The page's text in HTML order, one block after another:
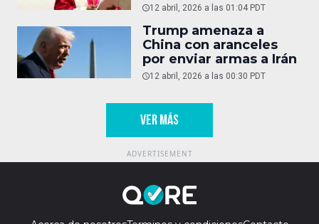
12 abril, 2026 a las 01:04 PDT
Trump amenaza a
China con aranceles
por enviar armas a Irán
12 abril, 2026 a las 00:30 PDT
VER MÁS